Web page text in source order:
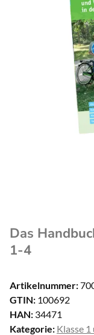
Das
1-4
Artikelnummer:
GTIN: 100692
HAN: 34471
Kategorie: Klasse 1